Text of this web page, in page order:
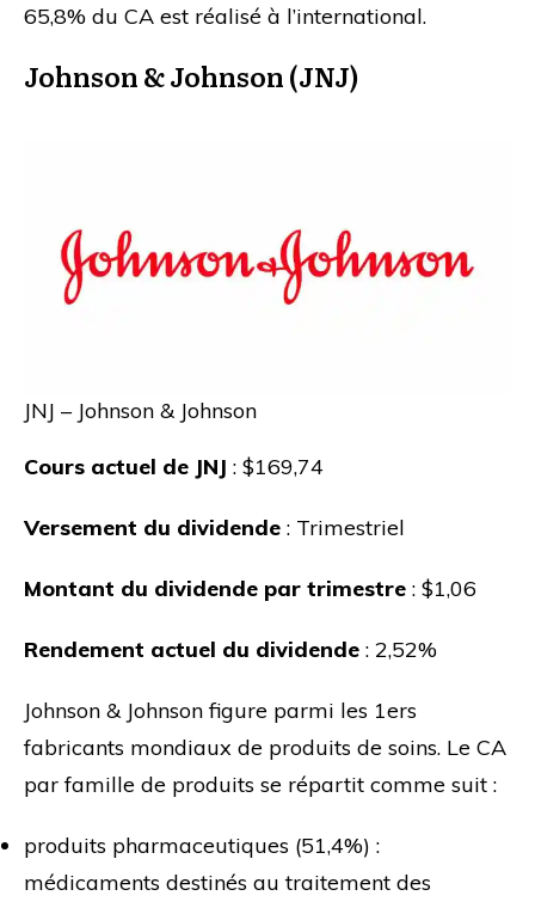
65,8% du CA est réalisé à l’international.
Johnson & Johnson (JNJ)
JNJ – Johnson & Johnson
Cours actuel de JNJ : $169,74
Versement du dividende : Trimestriel
Montant du dividende par trimestre : $1,06
Rendement actuel du dividende : 2,52%
Johnson & Johnson figure parmi les 1ers
fabricants mondiaux de produits de soins. Le CA
par famille de produits se répartit comme suit :
produits pharmaceutiques (51,4%) :
médicaments destinés au traitement des